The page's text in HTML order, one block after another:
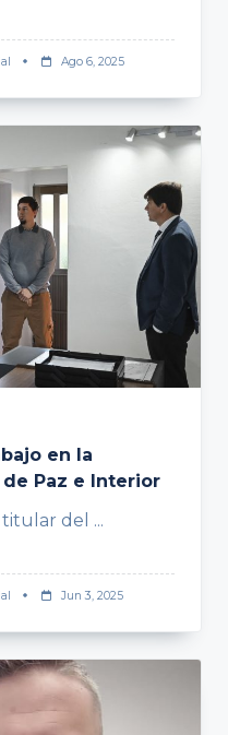
Ago 6, 2025
en la
Paz e Interior
del ...
Jun 3, 2025